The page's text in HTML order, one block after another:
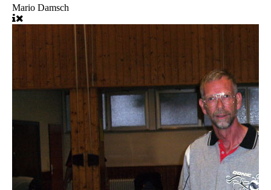
Mario Damsch